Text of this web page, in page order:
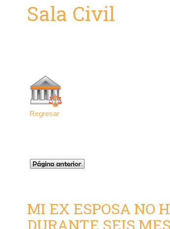
Sala Civil
Regresar
MI EX ESPOSA NO
DURANTE SEIS